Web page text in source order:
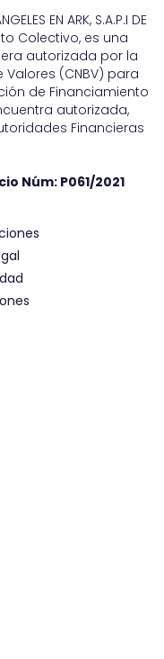
EN ARK, S.A.P.I DE
Colectivo, es una
autorizada por la
(CNBV) para
de Financiamiento
autorizada,
Financieras
Núm: P061/2021